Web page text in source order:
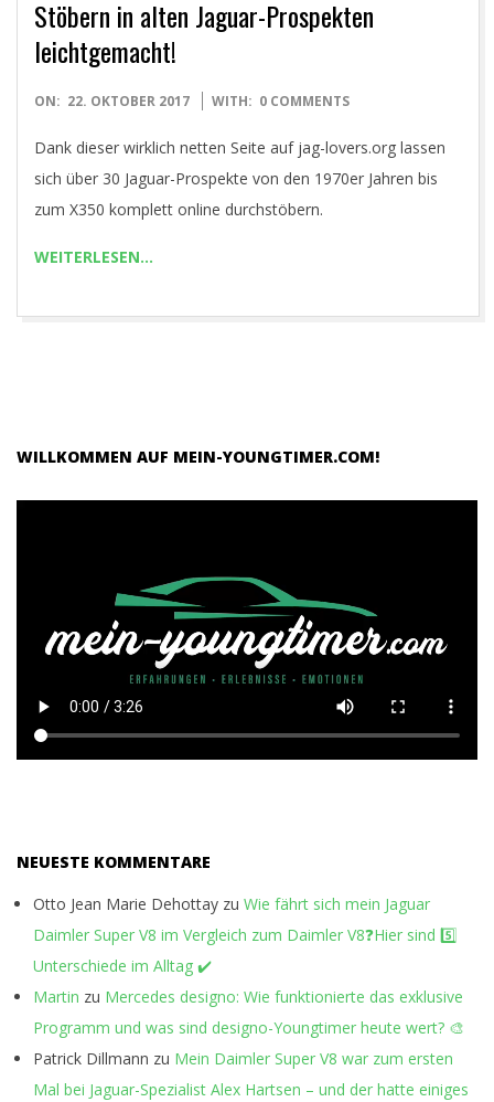
O
U
N
G
T
I
E
R
C
O
M
Stöbern in alten Jaguar-Prospekten
leichtgemacht!
2017-
22
ON: 22. OKTOBER 2017 WITH: 0 COMMENTS
Dank dieser wirklich netten Seite auf jag-lovers.org lassen
sich über 30 Jaguar-Prospekte von den 1970er Jahren bis
zum X350 komplett online durchstöbern.
WEITERLESEN…
WILLKOMMEN AUF MEIN-YOUNGTIMER.COM!
NEUESTE KOMMENTARE
Otto Jean Marie Dehottay zu Wie fährt sich mein Jaguar
Daimler Super V8 im Vergleich zum Daimler V8❓Hier sind 5️⃣
Unterschiede im Alltag ✔️
Martin zu Mercedes designo: Wie funktionierte das exklusive
Programm und was sind designo-Youngtimer heute wert? 🎨
Patrick Dillmann zu Mein Daimler Super V8 war zum ersten
Mal bei Jaguar-Spezialist Alex Hartsen – und der hatte einiges